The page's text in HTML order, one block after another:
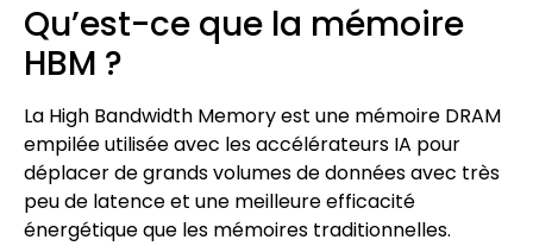
Qu’est-ce que la mémoire
HBM ?
La High Bandwidth Memory est une mémoire DRAM
empilée utilisée avec les accélérateurs IA pour
déplacer de grands volumes de données avec très
peu de latence et une meilleure efficacité
énergétique que les mémoires traditionnelles.